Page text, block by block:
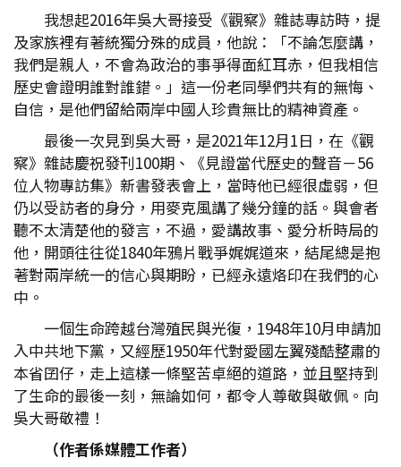
我想起2016年吳大哥接受《觀察》雜誌專訪時，提
及家族裡有著統獨分殊的成員，他說：「不論怎麼講，
我們是親人，不會為政治的事爭得面紅耳赤，但我相信
歷史會證明誰對誰錯。」這一份老同學們共有的無悔、
自信，是他們留給兩岸中國人珍貴無比的精神資產。
最後一次見到吳大哥，是2021年12月1日，在《觀
察》雜誌慶祝發刊100期、《見證當代歷史的聲音－56
位人物專訪集》新書發表會上，當時他已經很虛弱，但
仍以受訪者的身分，用麥克風講了幾分鐘的話。與會者
聽不太清楚他的發言，不過，愛講故事、愛分析時局的
他，開頭往往從1840年鴉片戰爭娓娓道來，結尾總是抱
著對兩岸統一的信心與期盼，已經永遠烙印在我們的心
中。
一個生命跨越台灣殖民與光復，1948年10月申請加
入中共地下黨，又經歷1950年代對愛國左翼殘酷整肅的
本省囝仔，走上這樣一條堅苦卓絕的道路，並且堅持到
了生命的最後一刻，無論如何，都令人尊敬與敬佩。向
吳大哥敬禮！
（作者係媒體工作者）